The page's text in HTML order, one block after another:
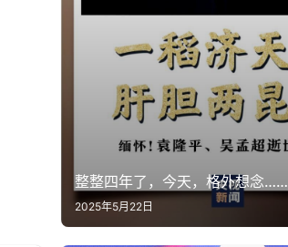
整整四年了，今天，格外想念……
2025年5月22日